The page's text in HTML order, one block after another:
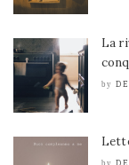
La
by
by